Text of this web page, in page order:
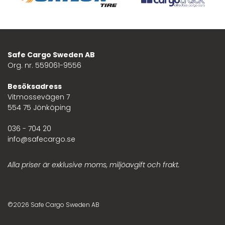
Safe Cargo Sweden AB
Org. nr. 559061-9556
Besöksadress
Vitmossevägen 7
554 75 Jönköping
036 - 704 20
info@safecargo.se
Alla priser är exklusive moms, miljöavgift och frakt.
©2026 Safe Cargo Sweden AB